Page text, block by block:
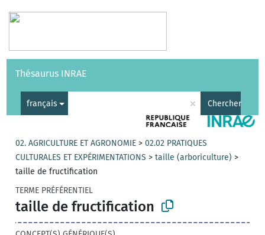
Vocabulaires API
Thésaurus INRAE
français × Chercher
02. AGRICULTURE ET AGRONOMIE >02.02 PRATIQUES
CULTURALES ET EXPÉRIMENTATIONS >taille (arboriculture) >
taille de fructification
TERME PRÉFÉRENTIEL
taille de fructification